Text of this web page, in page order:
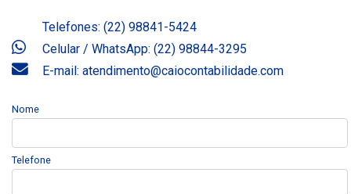
Telefones: (22) 98841-5424
Celular / WhatsApp: (22) 98844-3295
E-mail: atendimento@caiocontabilidade.com
Nome
Telefone